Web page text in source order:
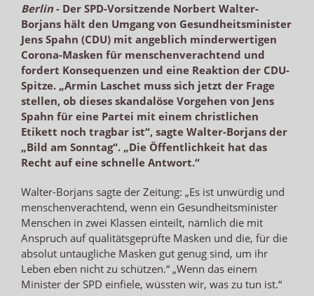
Berlin- Der SPD-Vorsitzende Norbert Walter-
Borjans hält den Umgang von Gesundheitsminister
Jens Spahn (CDU) mit angeblich minderwertigen
Corona-Masken für menschenverachtend und
fordert Konsequenzen und eine Reaktion der CDU-
Spitze. „Armin Laschet muss sich jetzt der Frage
stellen, ob dieses skandalöse Vorgehen von Jens
Spahn für eine Partei mit einem christlichen
Etikett noch tragbar ist“, sagte Walter-Borjans der
„Bild am Sonntag“. „Die Öffentlichkeit hat das
Recht auf eine schnelle Antwort.“
Walter-Borjans sagte der Zeitung: „Es ist unwürdig und
menschenverachtend, wenn ein Gesundheitsminister
Menschen in zwei Klassen einteilt, nämlich die mit
Anspruch auf qualitätsgeprüfte Masken und die, für die
absolut untaugliche Masken gut genug sind, um ihr
Leben eben nicht zu schützen.“ „Wenn das einem
Minister der SPD einfiele, wüssten wir, was zu tun ist.“